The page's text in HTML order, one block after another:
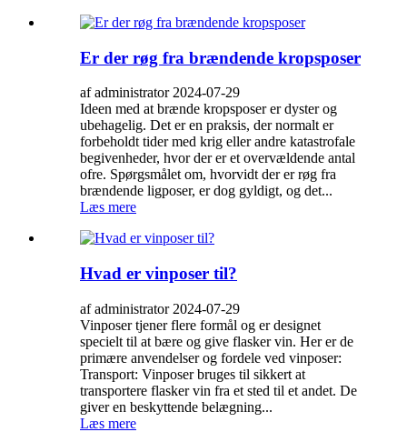
Er der røg fra brændende kropsposer
af administrator 2024-07-29
Ideen med at brænde kropsposer er dyster og
ubehagelig. Det er en praksis, der normalt er
forbeholdt tider med krig eller andre katastrofale
begivenheder, hvor der er et overvældende antal
ofre. Spørgsmålet om, hvorvidt der er røg fra
brændende ligposer, er dog gyldigt, og det...
Læs mere
Hvad er vinposer til?
af administrator 2024-07-29
Vinposer tjener flere formål og er designet
specielt til at bære og give flasker vin. Her er de
primære anvendelser og fordele ved vinposer:
Transport: Vinposer bruges til sikkert at
transportere flasker vin fra et sted til et andet. De
giver en beskyttende belægning...
Læs mere